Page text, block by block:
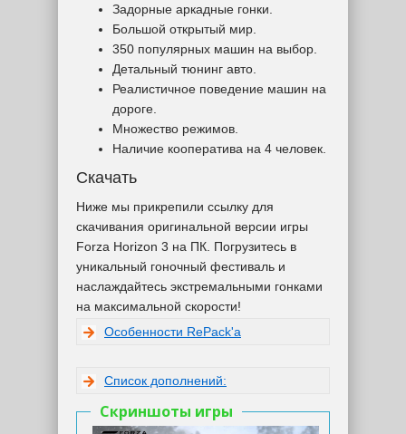
Задорные аркадные гонки.
Большой открытый мир.
350 популярных машин на выбор.
Детальный тюнинг авто.
Реалистичное поведение машин на
дороге.
Множество режимов.
Наличие кооператива на 4 человек.
Скачать
Ниже мы прикрепили ссылку для
скачивания оригинальной версии игры
Forza Horizon 3 на ПК. Погрузитесь в
уникальный гоночный фестиваль и
наслаждайтесь экстремальными гонками
на максимальной скорости!
Особенности RePack'а
Список дополнений:
Скриншоты игры